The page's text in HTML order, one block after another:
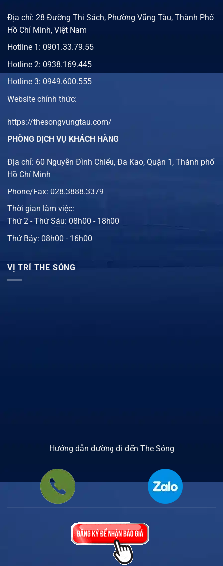
Địa chỉ: 28 Đường Thi Sách, Phường Vũng Tàu, Thành Phố
Hồ Chí Minh, Việt Nam
Hotline 1: 0901.33.79.55
Hotline 2: 0938.169.445
Hotline 3: 0949.600.555
Website chính thức:
https://thesongvungtau.com/
PHÒNG DỊCH VỤ KHÁCH HÀNG
Địa chỉ: 60 Nguyễn Đình Chiểu, Đa Kao, Quận 1, Thành phố
Hồ Chí Minh
Phone/Fax: 028.3888.3379
Thời gian làm việc:
Thứ 2 - Thứ Sáu: 08h00 - 18h00
Thứ Bảy: 08h00 - 16h00
VỊ TRÍ THE SÓNG
Hướng dẫn đường đi đến The Sóng